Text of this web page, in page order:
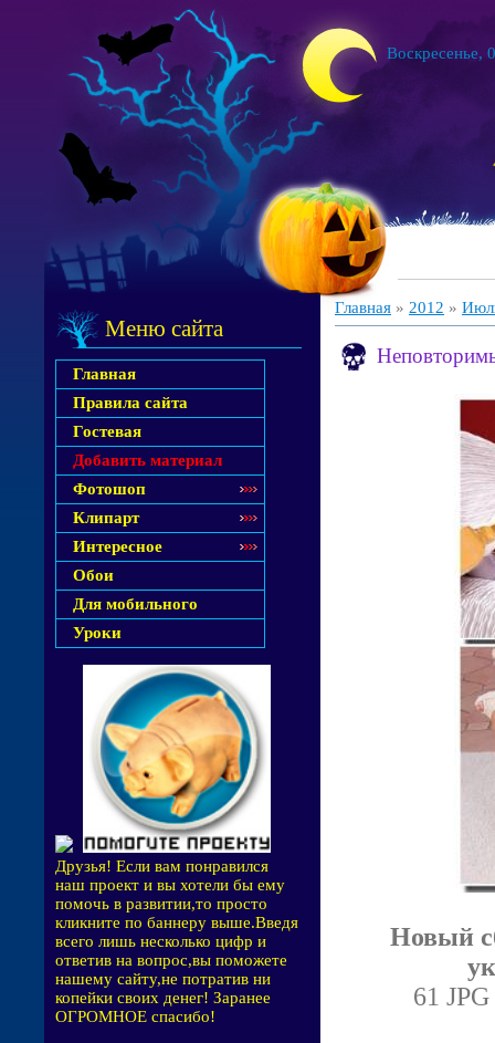
Воскресенье,
Меню сайта
Главная
Правила сайта
Гостевая
Добавить материал
Фотошоп
Клипарт
Интересное
Обои
Для мобильного
Уроки
Друзья! Если вам понравился
наш проект и вы хотели бы ему
помочь в развитии,то просто
кликните по баннеру выше.Введя
всего лишь несколько цифр и
ответив на вопрос,вы поможете
нашему сайту,не потратив ни
копейки своих денег! Заранее
ОГРОМНОЕ спасибо!
Главная » 2012 »
Новый
61